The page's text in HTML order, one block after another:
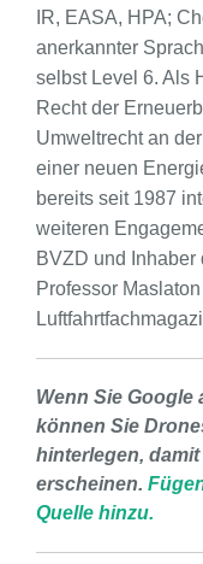
IR, EASA, HPA;
anerkannter
selbst Level 6. Als
Recht der
Umweltrecht an
einer neuen
bereits seit 1987
weiteren
BVZD und
Professor
Wenn Sie Google
können Sie
hinterlegen,
erscheinen.
Quelle hinzu.